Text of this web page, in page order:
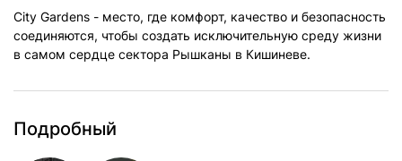
City Gardens - место, где комфорт, качество и безопасность
соединяются, чтобы создать исключительную среду жизни
в самом сердце сектора Рышканы в Кишиневе.
Подробный